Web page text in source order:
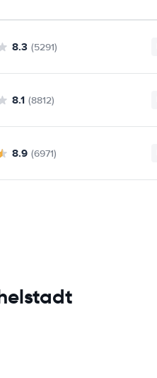
8.3 (5291)
8.1 (8812)
8.9 (6971)